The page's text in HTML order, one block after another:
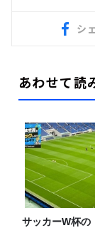
シ
あわせて読
サッカーW杯の